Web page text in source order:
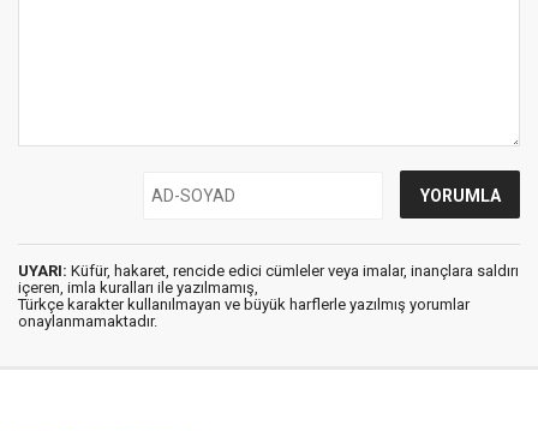
UYARI: Küfür, hakaret, rencide edici cümleler veya imalar, inançlara saldırı
içeren, imla kuralları ile yazılmamış,
Türkçe karakter kullanılmayan ve büyük harflerle yazılmış yorumlar
onaylanmamaktadır.